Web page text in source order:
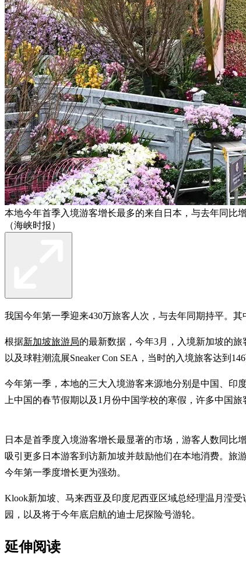
本地今年首季入境游客增长最多的来自日本，与去年同比
（海峡时报）
我国今年第一季迎来430万旅客人次，与去年同期持平。
根据新加坡旅游局的最新数据，今年3月，入境新加坡的
以及球鞋潮流展Sneaker Con SEA，当时的入境旅客达到146
今年第一季，本地的三大入境游客来源地分别是中国、印
上中国的春节假期以及1月份中国学校的寒假，许多中国
日本是首季度入境游客增长最显著的市场，游客人数同比
吸引更多日本游客到访新加坡并鼓励他们在本地消费。旅
今年第一季度增长更为强劲。
Klook新加坡、马来西亚及印度尼西亚区域总经理温月滢
园，以及将于今年底启航的迪士尼探险号游轮。
延伸阅读